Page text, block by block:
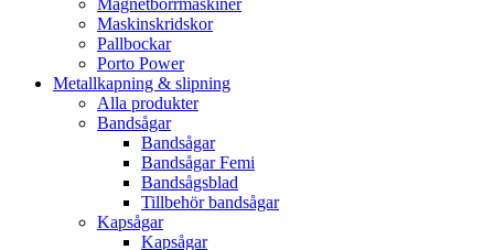
Magnetborrmaskiner
Maskinskridskor
Pallbockar
Porto Power
Metallkapning & slipning
Alla produkter
Bandsågar
Bandsågar
Bandsågar Femi
Bandsågsblad
Tillbehör bandsågar
Kapsågar
Kapsågar